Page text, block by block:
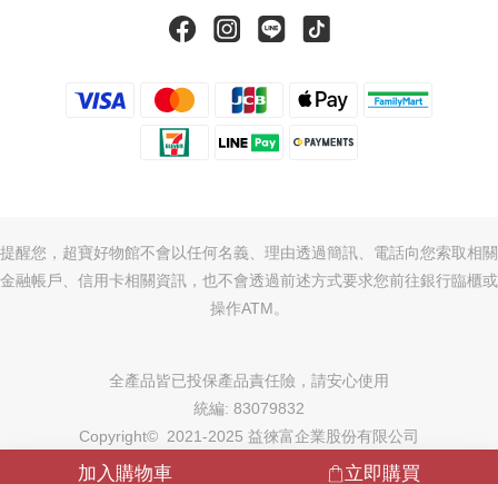
加入購物車 立即購買
提醒您，超寶好物館不會以任何名義、理由透過簡訊、電話向您索取相關
金融帳戶、信用卡相關資訊，也不會透過前述方式要求您前往銀行臨櫃或
操作ATM。
全產品皆已投保產品責任險，請安心使用
統編: 83079832
Copyright© 2021-2025 益徠富企業股份有限公司